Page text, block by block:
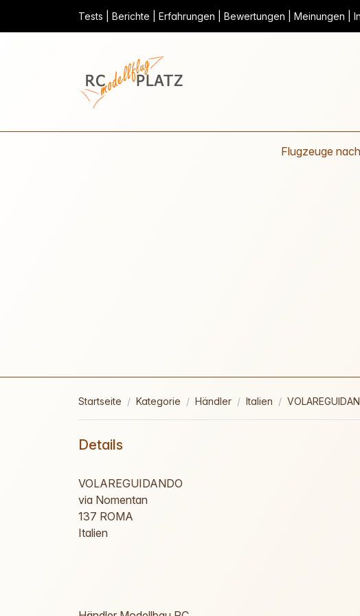
Tests | Berichte | Erfahrungen | Bewertungen | Meinungen |
Flugzeuge
Startseite Kategorie Händler Italien
Details
VOLAREGUIDANDO
via Nomentan
137 ROMA
Italien